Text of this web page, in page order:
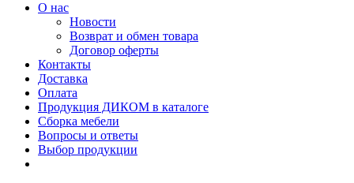
О нас
Новости
Возврат и обмен товара
Договор оферты
Контакты
Доставка
Оплата
Продукция ДИКОМ в каталоге
Сборка мебели
Вопросы и ответы
Выбор продукции